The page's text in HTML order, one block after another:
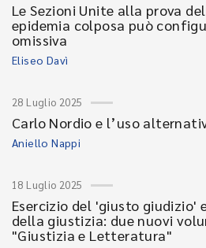
Le Sezioni Unite alla prova
epidemia colposa può
omissiva
Eliseo Davì
28 Luglio 2025
Carlo Nordio e l’uso
Aniello Nappi
18 Luglio 2025
Esercizio del 'giusto giudizio'
della giustizia: due nuovi
"Giustizia e Letteratura"